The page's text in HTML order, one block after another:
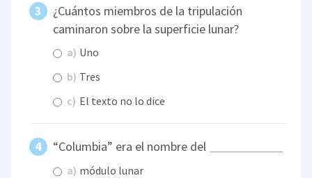
¿Cuántos miembros de la tripulación
caminaron sobre la superficie lunar?
a) Uno
b) Tres
c) El texto no lo dice
“Columbia” era el nombre del
a) módulo lunar